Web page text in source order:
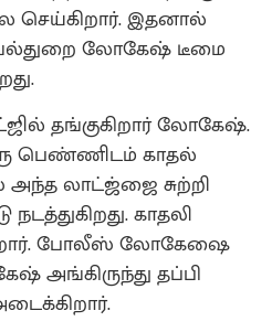
இதனால்
லோகேஷ் டீமை
தங்குகிறார் லோகேஷ்.
பெண்ணிடம் காதல்
லாட்ஜ்ஜை சுற்றி
நடத்துகிறது. காதலி
போலீஸ் லோகேஷை
அங்கிருந்து தப்பி